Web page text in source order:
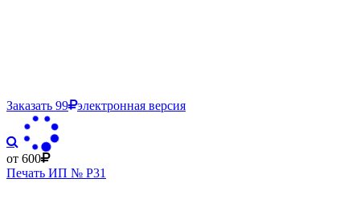
Заказать 99 электронная версия
от 600
Печать ИП № Р31